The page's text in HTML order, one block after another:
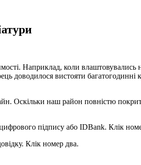
Наприклад, коли влаштовувались
доводилося вистояти
Оскільки наш район повністю
підпису або IDBank. Клік
Клік номер два.